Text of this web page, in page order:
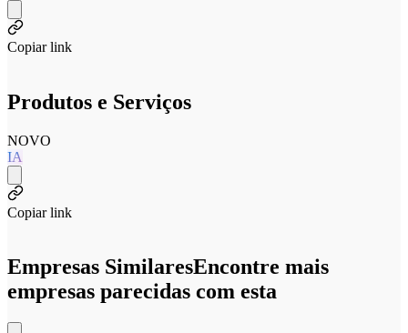
Copiar link
Produtos e Serviços
NOVO
IA
Copiar link
Empresas SimilaresEncontre mais
empresas parecidas com esta